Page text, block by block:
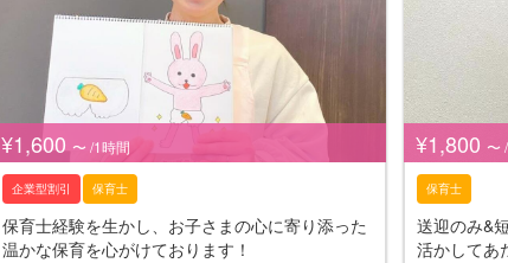
¥1,600 〜 /1時間
企業型割引 保育士
保育士経験を生かし、お子さまの心に寄り添った
温かな保育を心がけております！
¥1,800 〜
保育士
送迎のみ&
活かしてあ